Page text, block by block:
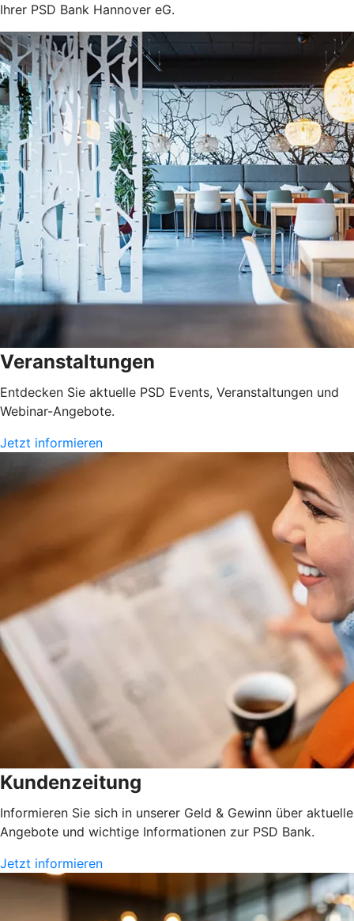
Ihrer PSD Bank Hannover eG.
Veranstaltungen
Entdecken Sie aktuelle PSD Events, Veranstaltungen und
Webinar-Angebote.
Jetzt informieren
Kundenzeitung
Informieren Sie sich in unserer Geld & Gewinn über aktuelle
Angebote und wichtige Informationen zur PSD Bank.
Jetzt informieren